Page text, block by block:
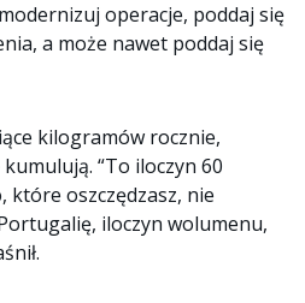
operacje, poddaj się
a może nawet poddaj się
kilogramów rocznie,
“To iloczyn 60
które oszczędzasz, nie
iloczyn wolumenu,